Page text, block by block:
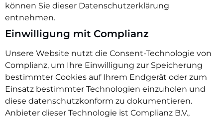
können Sie dieser Datenschutzerklärung
entnehmen.
Einwilligung mit Complianz
Unsere Website nutzt die Consent-Technologie von
Complianz, um Ihre Einwilligung zur Speicherung
bestimmter Cookies auf Ihrem Endgerät oder zum
Einsatz bestimmter Technologien einzuholen und
diese datenschutzkonform zu dokumentieren.
Anbieter dieser Technologie ist Complianz B.V.,